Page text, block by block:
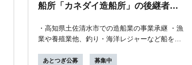
船所「カネダイ造船所」の後継者・
・高知県土佐清水市での造船業の事業承継 ・漁
業や養殖業他、釣り・海洋レジャーなど船を必
実績と...
あとつぎ公募 募集中